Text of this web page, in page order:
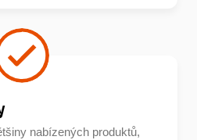
nabízených produktů,